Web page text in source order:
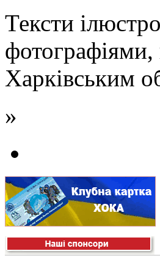
Тексти
фотографіями,
Харківським
»